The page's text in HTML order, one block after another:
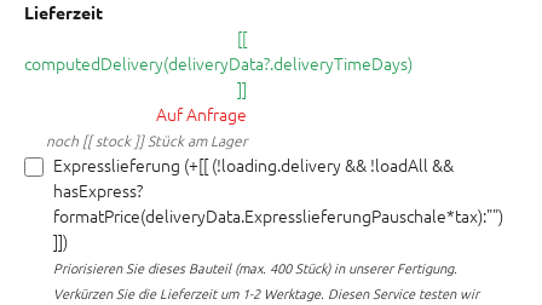
Lieferzeit
[[
computedDelivery(deliveryData?.deliveryTimeDays)
]]
Auf Anfrage
noch [[ stock ]] Stück am Lager
Expresslieferung (+[[ (!loading.delivery && !loadAll &&
hasExpress?
formatPrice(deliveryData.ExpresslieferungPauschale*tax):"")
]])
Priorisieren Sie dieses Bauteil (max. 400 Stück) in unserer Fertigung.
Verkürzen Sie die Lieferzeit um 1-2 Werktage. Diesen Service testen wir